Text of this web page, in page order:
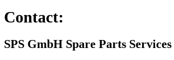
Contact:
SPS GmbH Spare Parts Services